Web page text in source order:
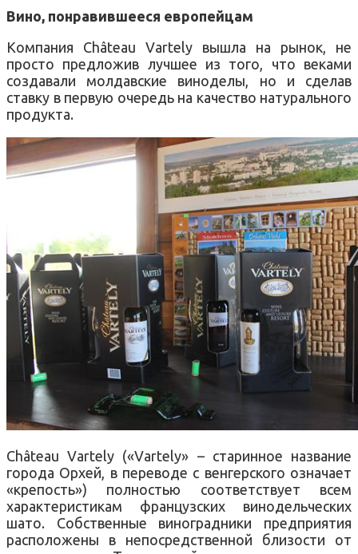
Вино, понравившееся европейцам
Компания Château Vartely вышла на рынок, не
просто предложив лучшее из того, что веками
создавали молдавские виноделы, но и сделав
ставку в первую очередь на качество натурального
продукта.
Château Vartely («Vartely» – старинное название
города Орхей, в переводе с венгерского означает
«крепость») полностью соответствует всем
характеристикам французских винодельческих
шато. Собственные виноградники предприятия
расположены в непосредственной близости от